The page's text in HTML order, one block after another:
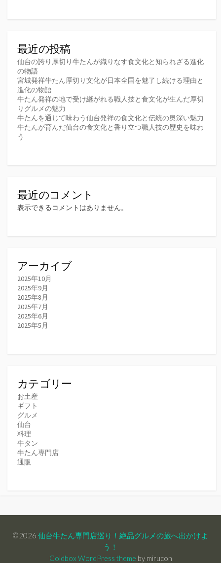
最近の投稿
仙台の誇り厚切り牛たんが織りなす食文化と知られざる進化
の物語
宮城発祥牛たん厚切り文化が日本全国を魅了し続ける理由と
進化の物語
牛たん発祥の地で受け継がれる職人技と食文化が生んだ厚切
りグルメの魅力
牛たんを通じて味わう仙台発祥の食文化と伝統の奥深い魅力
牛たんが育んだ仙台の食文化と香り立つ職人技の歴史を味わ
う
最近のコメント
表示できるコメントはありません。
アーカイブ
2025年10月
2025年9月
2025年8月
2025年7月
2025年6月
2025年5月
カテゴリー
お土産
ギフト
グルメ
仙台
料理
牛タン
牛たん専門店
通販
©2026 仙台牛たん専門店巡り！絶品グルメの旅へ出かけよ
う！
Coldbox WordPress theme by mirucon